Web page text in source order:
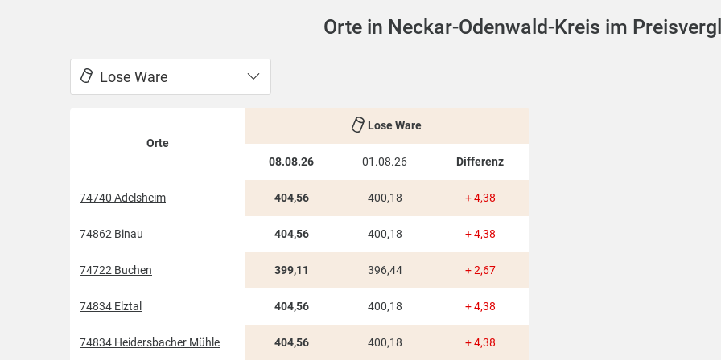
Orte in Neckar-Odenwald-Kreis im
Lose Ware
Orte
Lose Ware
08.08.26 01.08.26 Differenz
74740 Adelsheim 404,56 400,18 + 4,38
74862 Binau 404,56 400,18 + 4,38
74722 Buchen 399,11 396,44 + 2,67
74834 Elztal 404,56 400,18 + 4,38
74834 Heidersbacher Mühle 404,56 400,18 + 4,38